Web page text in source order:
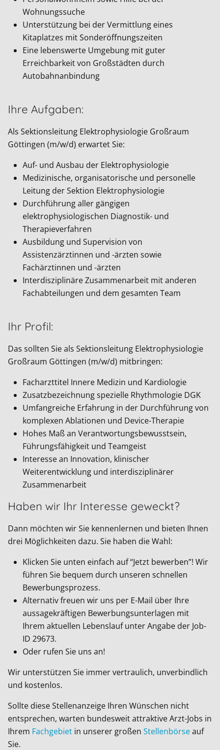
Wohnungssuche
Unterstützung bei der Vermittlung eines
Kitaplatzes mit Sonderöffnungszeiten
Eine lebenswerte Umgebung mit guter
Erreichbarkeit von Großstädten durch
Autobahnanbindung
Ihre Aufgaben:
Als Sektionsleitung Elektrophysiologie Großraum
Göttingen (m/w/d) erwartet Sie:
Auf- und Ausbau der Elektrophysiologie
Medizinische, organisatorische und personelle
Leitung der Sektion Elektrophysiologie
Durchführung aller gängigen
elektrophysiologischen Diagnostik- und
Therapieverfahren
Ausbildung und Supervision von
Assistenzärztinnen und -ärzten sowie
Fachärztinnen und -ärzten
Interdisziplinäre Zusammenarbeit mit anderen
Fachabteilungen und dem gesamten Team
Ihr Profil:
Das sollten Sie als Sektionsleitung Elektrophysiologie
Großraum Göttingen (m/w/d) mitbringen:
Facharzttitel Innere Medizin und Kardiologie
Zusatzbezeichnung spezielle Rhythmologie DGK
Umfangreiche Erfahrung in der Durchführung von
komplexen Ablationen und Device-Therapie
Hohes Maß an Verantwortungsbewusstsein,
Führungsfähigkeit und Teamgeist
Interesse an Innovation, klinischer
Weiterentwicklung und interdisziplinärer
Zusammenarbeit
Haben wir Ihr Interesse geweckt?
Dann möchten wir Sie kennenlernen und bieten Ihnen
drei Möglichkeiten dazu. Sie haben die Wahl:
Klicken Sie unten einfach auf “Jetzt bewerben”! Wir
führen Sie bequem durch unseren schnellen
Bewerbungsprozess.
Alternativ freuen wir uns per E-Mail über Ihre
aussagekräftigen Bewerbungsunterlagen mit
Ihrem aktuellen Lebenslauf unter Angabe der Job-
ID 29673.
Oder rufen Sie uns an!
Wir unterstützen Sie immer vertraulich, unverbindlich
und kostenlos.
Sollte diese Stellenanzeige Ihren Wünschen nicht
entsprechen, warten bundesweit attraktive Arzt-Jobs in
Ihrem Fachgebiet in unserer großen Stellenbörseauf
Sie.